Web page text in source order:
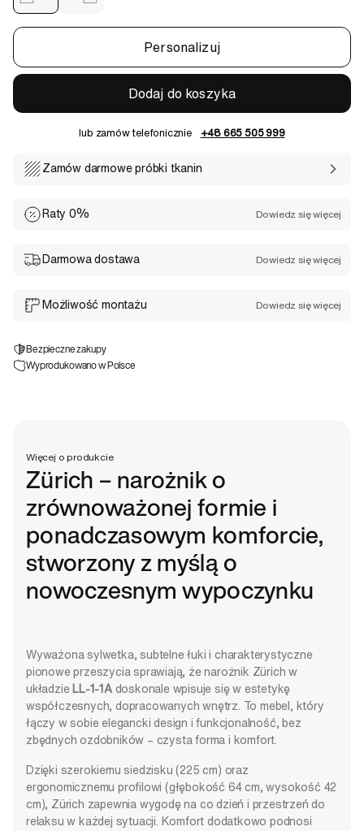
Personalizuj
Dodaj do koszyka
lub zamów telefonicznie +48 665 505 999
Zamów darmowe próbki tkanin
Raty 0% Dowiedz się więcej
Darmowa dostawa Dowiedz się więcej
Możliwość montażu Dowiedz się więcej
Bezpieczne zakupy
Wyprodukowano w Polsce
Więcej o produkcie
Zürich – narożnik o
zrównoważonej formie i
ponadczasowym komforcie,
stworzony z myślą o
nowoczesnym wypoczynku
Wyważona sylwetka, subtelne łuki i charakterystyczne
pionowe przeszycia sprawiają, że narożnik Zürich w
układzie LL-1-1Adoskonale wpisuje się w estetykę
współczesnych, dopracowanych wnętrz. To mebel, który
łączy w sobie elegancki design i funkcjonalność, bez
zbędnych ozdobników – czysta forma i komfort.
Dzięki szerokiemu siedzisku (225 cm) oraz
ergonomicznemu profilowi (głębokość 64 cm, wysokość 42
cm), Zürich zapewnia wygodę na co dzień i przestrzeń do
relaksu w każdej sytuacji. Komfort dodatkowo podnosi